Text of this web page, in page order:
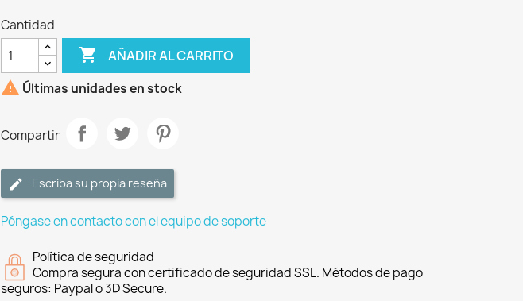
Cantidad
 AÑADIR AL CARRITO
 Últimas unidades en stock
Compartir
Escriba su propia reseña
Póngase en contacto con el equipo de soporte
Política de seguridad
Compra segura con certificado de seguridad SSL. Métodos de pago
seguros: Paypal o 3D Secure.